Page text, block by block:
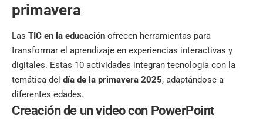
primavera
Las TIC en la educación ofrecen herramientas para
transformar el aprendizaje en experiencias interactivas y
digitales. Estas 10 actividades integran tecnología con la
temática del día de la primavera 2025, adaptándose a
diferentes edades.
Creación de un video con PowerPoint